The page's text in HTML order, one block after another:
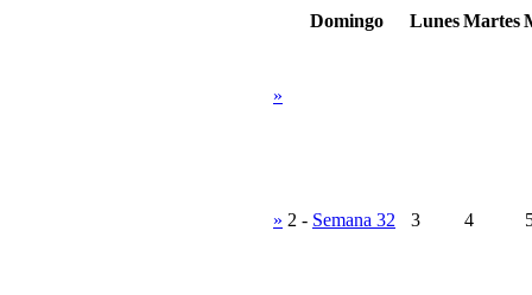
Domingo LunesMartes
»
» 2 - Semana 32 3 4